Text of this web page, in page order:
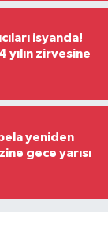
isyanda!
yılın zirvesine
yeniden
gece yarısı